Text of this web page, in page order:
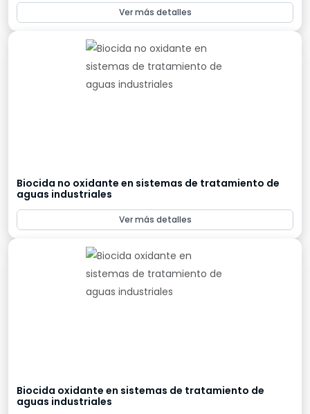
Ver más detalles
Biocida no oxidante en sistemas de tratamiento de
aguas industriales
Ver más detalles
Biocida oxidante en sistemas de tratamiento de
aguas industriales